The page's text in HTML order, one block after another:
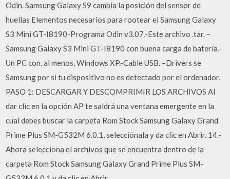
Odin. Samsung Galaxy S9 cambia la posición del sensor de
huellas Elementos necesarios para rootear el Samsung Galaxy
S3 Mini GT-I8190-Programa Odin v3.07.-Este archivo .tar. –
Samsung Galaxy S3 Mini GT-I8190 con buena carga de batería.-
Un PC con, al menos, Windows XP.-Cable USB. –Drivers se
Samsung por si tu dispositivo no es detectado por el ordenador.
PASO 1: DESCARGAR Y DESCOMPRIMIR LOS ARCHIVOS Al
dar clic en la opción AP te saldrá una ventana emergente en la
cual debes buscar la carpeta Rom Stock Samsung Galaxy Grand
Prime Plus SM-G532M 6.0.1, selecciónala y da clic en Abrir. 14.-
Ahora selecciona el archivos que se encuentra dentro de la
carpeta Rom Stock Samsung Galaxy Grand Prime Plus SM-